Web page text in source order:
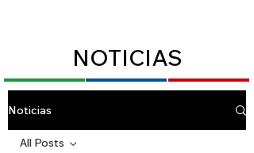
NOTICIAS
Noticias
All Posts